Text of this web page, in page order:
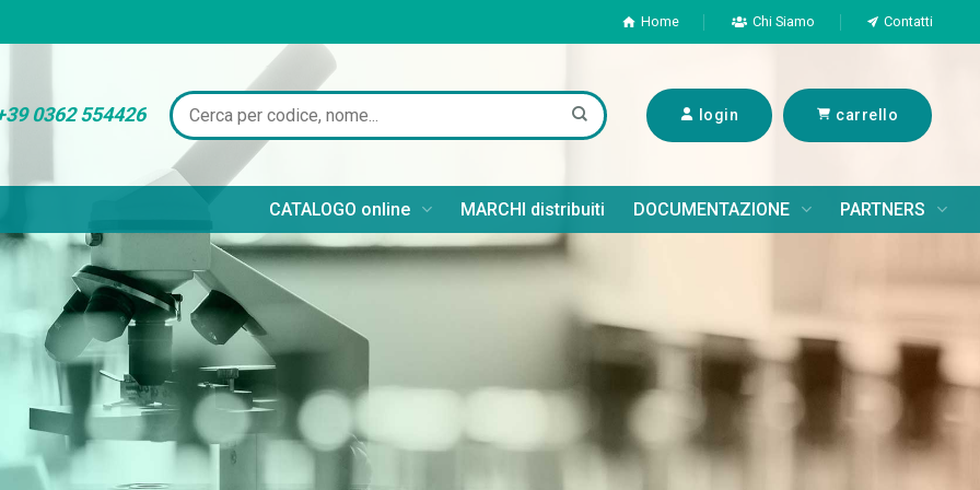
Home Chi Siamo Contatti
0362 554426 login carrello
CATALOGO online MARCHI distribuiti DOCUMENTAZIONE PARTNERS